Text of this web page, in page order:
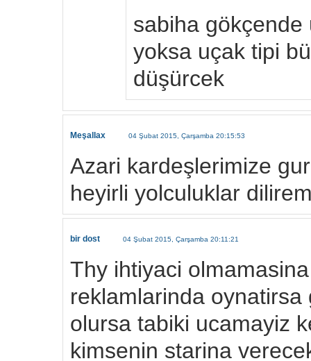
sabiha
yoksa uçak tipi
düşürcek
Meşallax 04 Şubat 2015, Çarşamba 20:15:53
Azari kardeşlerimize
heyirli yolculuklar
bir dost 04 Şubat 2015, Çarşamba 20:11:21
Thy ihtiyaci
reklamlarinda
olursa tabiki ucamayiz
kimsenin starina